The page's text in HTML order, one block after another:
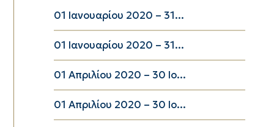
01 Ιανουαρίου 2020 – 31...
01 Ιανουαρίου 2020 – 31...
01 Απριλίου 2020 – 30 Ιο...
01 Απριλίου 2020 – 30 Ιο...